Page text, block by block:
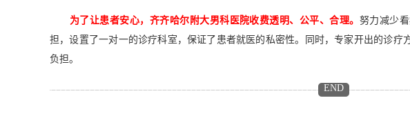
为了让患者安心，齐齐哈尔附大男科医院收费透明、公平、合理。 努力减少
担，设置了一对一的诊疗科室，保证了患者就医的私密性。同时，专家开出的诊疗
负担。
END